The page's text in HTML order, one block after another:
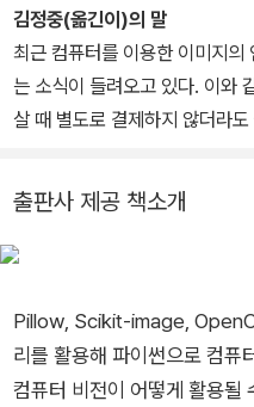
를 분석함으로써 미생물부터 수
다양한 분야에서 진전을 이룰
야에서 유용한 연구 개발 도구
앞으로 컴퓨터 비전의 영향력은
썬에서 사용할 수 있는 세 가지
it-image, OpenCV)를 소개한다
이해할 수 있도록 도울 것이다.
김정중(옮긴이)의 말
최근 컴퓨터를 이용한 이미지의
는 소식이 들려오고 있다. 이와
살 때 별도로 결제하지 않더라
차량/사람/신호/표지판 인식 기
했다. 이처럼 이미지에 포함된
은 여러 분야에서 핵심적인 역할
이 책에서는 컴퓨터 비전을 쉽
이전에 컴퓨터 비전은 수학적
CV와 같은 훌륭한 라이브러리
출판사 제공 책소개
Pillow, Scikit-image,
리를 활용해 파이썬으로 컴퓨
컴퓨터 비전이 어떻게 활용될